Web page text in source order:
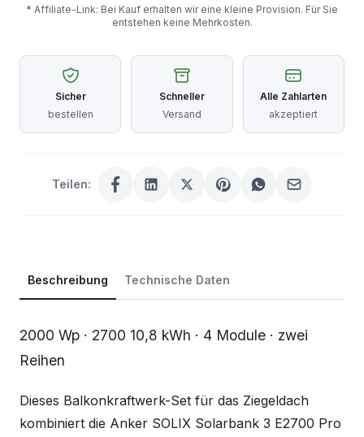
* Affiliate-Link: Bei Kauf erhalten wir eine kleine Provision. Für Sie
entstehen keine Mehrkosten.
Sicher
bestellen
Schneller
Versand
Alle Zahlarten
akzeptiert
Teilen:
Beschreibung Technische Daten
Beschreibung
2000 Wp · 2700 10,8 kWh · 4 Module · zwei
Reihen
Dieses Balkonkraftwerk-Set für das Ziegeldach
kombiniert die Anker SOLIX Solarbank 3 E2700 Pro